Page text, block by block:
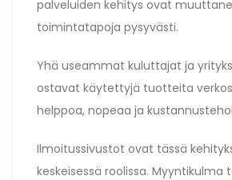
palveluiden kehitys ovat
toimintatapoja pysyvästi.
Yhä useammat kuluttajat ja
ostavat käytettyjä tuotteita
helppoa, nopeaa ja
Ilmoitussivustot ovat tässä
keskeisessä roolissa. Myyntikulma